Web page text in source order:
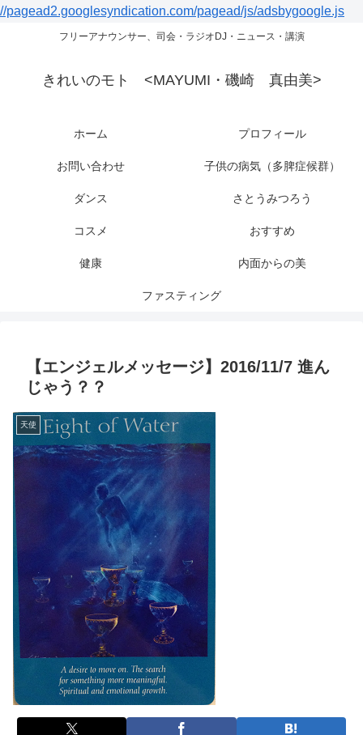
//pagead2.googlesyndication.com/pagead/js/adsbygoogle.js
フリーアナウンサー、司会・ラジオDJ・ニュース・講演
きれいのモト <MAYUMI・磯崎 真由美>
ホーム プロフィール
お問い合わせ 子供の病気（多脾症候群）
ダンス さとうみつろう
コスメ おすすめ
健康 内面からの美
ファスティング
【エンジェルメッセージ】2016/11/7 進ん
じゃう？？
天使